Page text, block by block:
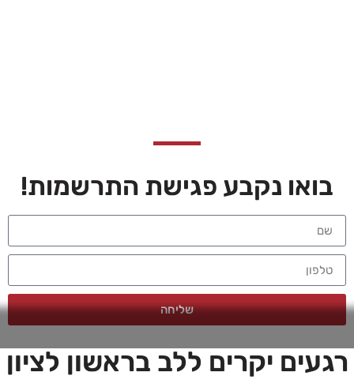
בואו נקבע פגישת התרשמות!
שליחה
רגעים יקרים ללב בראשון לציון